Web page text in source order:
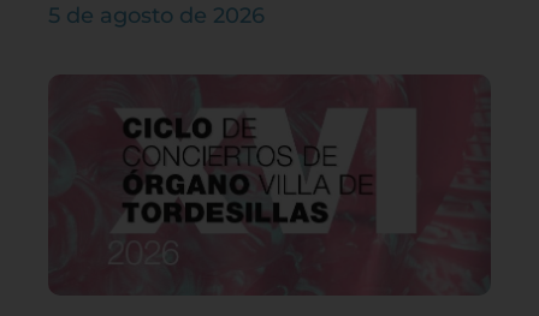
5 de agosto de 2026